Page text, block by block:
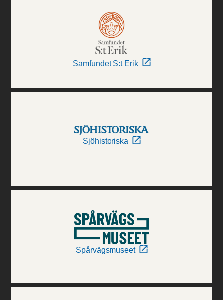
Samfundet S:t Erik
Sjöhistoriska
Spårvägsmuseet